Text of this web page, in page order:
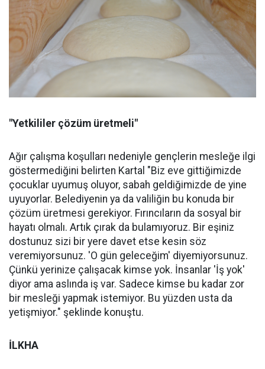
"Yetkililer çözüm üretmeli"
Ağır çalışma koşulları nedeniyle gençlerin mesleğe ilgi
göstermediğini belirten Kartal "Biz eve gittiğimizde
çocuklar uyumuş oluyor, sabah geldiğimizde de yine
uyuyorlar. Belediyenin ya da valiliğin bu konuda bir
çözüm üretmesi gerekiyor. Fırıncıların da sosyal bir
hayatı olmalı. Artık çırak da bulamıyoruz. Bir eşiniz
dostunuz sizi bir yere davet etse kesin söz
veremiyorsunuz. 'O gün geleceğim' diyemiyorsunuz.
Çünkü yerinize çalışacak kimse yok. İnsanlar 'İş yok'
diyor ama aslında iş var. Sadece kimse bu kadar zor
bir mesleği yapmak istemiyor. Bu yüzden usta da
yetişmiyor." şeklinde konuştu.
İLKHA